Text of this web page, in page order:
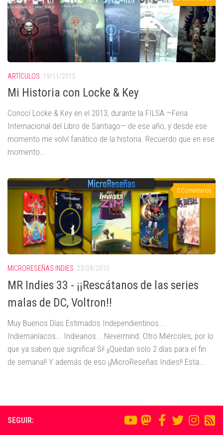
ARTÍCULOS 19/11/2015
Mi Historia con Locke & Key
Conocí Locke & Key en el 2013, durante la FILSA —Feria
Internacional del Libro de Santiago— de ese año, y desde ese
momento me volví fanático de la historia. Recuerdo que en ese
momento...
0 Comentarios
MICRORESEÑAS INDIES 23/09/2015
MR Indies 33 - ¡¡Rescátanos de las series
malas de DC, Voltron!!
Muy Buenos Días Estimados Independientinos...
Indiemaníacos... Indieanos... Nevermind. Otro Miércoles, por lo
que ya saben que significa! Si! ¡¡Quedan solo 2 días para el fin
de semana!! Y además de eso ¡¡MicroReseñas Indies!! Esta...
SEGUIR: